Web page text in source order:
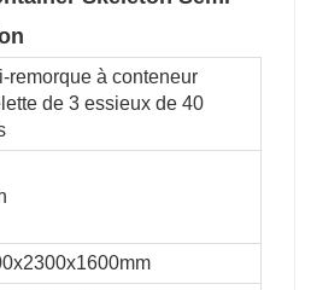
remorque à conteneur
de 3 essieux de 40